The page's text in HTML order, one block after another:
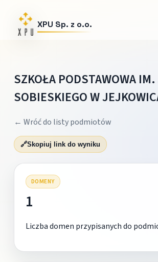
XPU Sp. z o.o.
SZKOŁA PODSTAWOWA
SOBIESKIEGO W
← Wróć do listy podmiotów
🔗Skopiuj link do wyniku
DOMENY
1
Liczba domen przypisanych do